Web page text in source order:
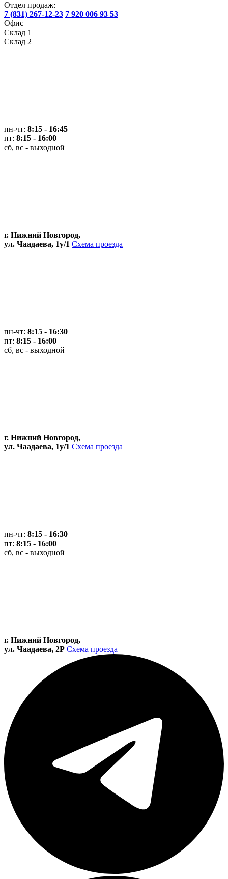
Отдел продаж:
7 (831) 267-12-23 7 920 006 93 53
Офис
Склад 1
Склад 2
пн-чт: 8:15 - 16:45
пт: 8:15 - 16:00
сб, вс - выходной
г. Нижний Новгород,
ул. Чаадаева, 1у/1 Схема проезда
пн-чт: 8:15 - 16:30
пт: 8:15 - 16:00
сб, вс - выходной
г. Нижний Новгород,
ул. Чаадаева, 1у/1 Схема проезда
пн-чт: 8:15 - 16:30
пт: 8:15 - 16:00
сб, вс - выходной
г. Нижний Новгород,
ул. Чаадаева, 2Р Схема проезда